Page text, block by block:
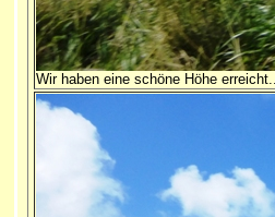
Wir haben eine schöne Höhe erreicht...